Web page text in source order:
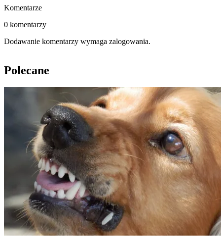
Komentarze
0 komentarzy
Dodawanie komentarzy wymaga zalogowania.
Polecane